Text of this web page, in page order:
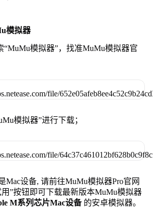
模拟器
“MuMu模拟器”，找准MuMu模拟器官
模拟器”进行下载；
Mac设备, 请前往MuMu模拟器Pro官网
”按钮即可下载最新版本MuMu模拟器
M系列芯片Mac设备 的安卓模拟器。